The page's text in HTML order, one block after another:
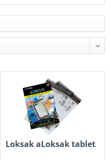
Loksak aLoksak tablet